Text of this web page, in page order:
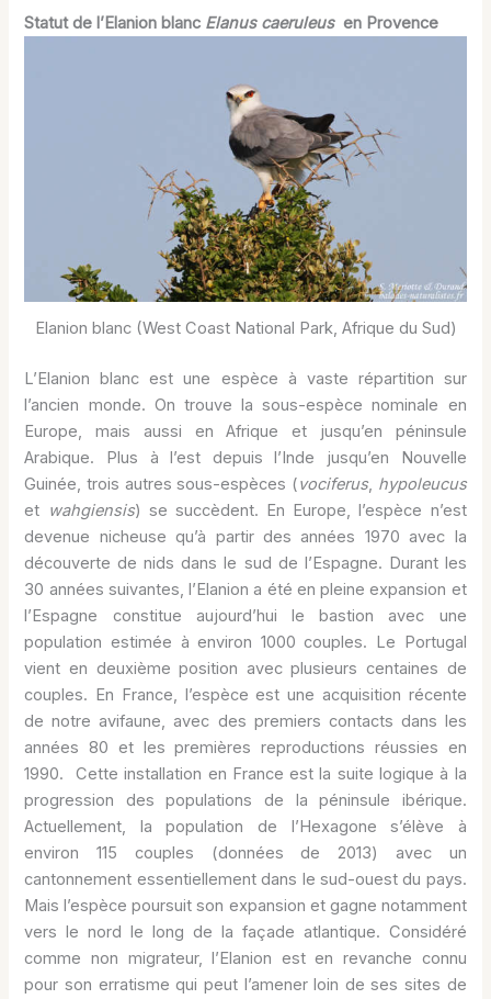
Statut de l’Elanion blanc Elanus caeruleusen Provence
Elanion blanc (West Coast National Park, Afrique du Sud)
L’Elanion blanc est une espèce à vaste répartition sur
l’ancien monde. On trouve la sous-espèce nominale en
Europe, mais aussi en Afrique et jusqu’en péninsule
Arabique. Plus à l’est depuis l’Inde jusqu’en Nouvelle
Guinée, trois autres sous-espèces (vociferus, hypoleucus
et wahgiensis) se succèdent. En Europe, l’espèce n’est
devenue nicheuse qu’à partir des années 1970 avec la
découverte de nids dans le sud de l’Espagne. Durant les
30 années suivantes, l’Elanion a été en pleine expansion et
l’Espagne constitue aujourd’hui le bastion avec une
population estimée à environ 1000 couples. Le Portugal
vient en deuxième position avec plusieurs centaines de
couples. En France, l’espèce est une acquisition récente
de notre avifaune, avec des premiers contacts dans les
années 80 et les premières reproductions réussies en
1990. Cette installation en France est la suite logique à la
progression des populations de la péninsule ibérique.
Actuellement, la population de l’Hexagone s’élève à
environ 115 couples (données de 2013) avec un
cantonnement essentiellement dans le sud-ouest du pays.
Mais l’espèce poursuit son expansion et gagne notamment
vers le nord le long de la façade atlantique. Considéré
comme non migrateur, l’Elanion est en revanche connu
pour son erratisme qui peut l’amener loin de ses sites de